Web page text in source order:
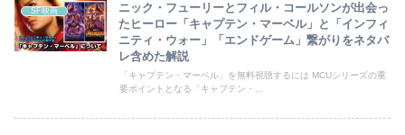
SF映画
ニック・フューリーとフィル・コールソンが出会っ
たヒーロー「キャプテン・マーベル」と「インフィ
ニティ・ウォー」「エンドゲーム」繋がりをネタバ
レ含めた解説
「キャプテン・マーベル」を無料視聴するには MCUシリーズの重
要ポイントとなる「キャプテン・...